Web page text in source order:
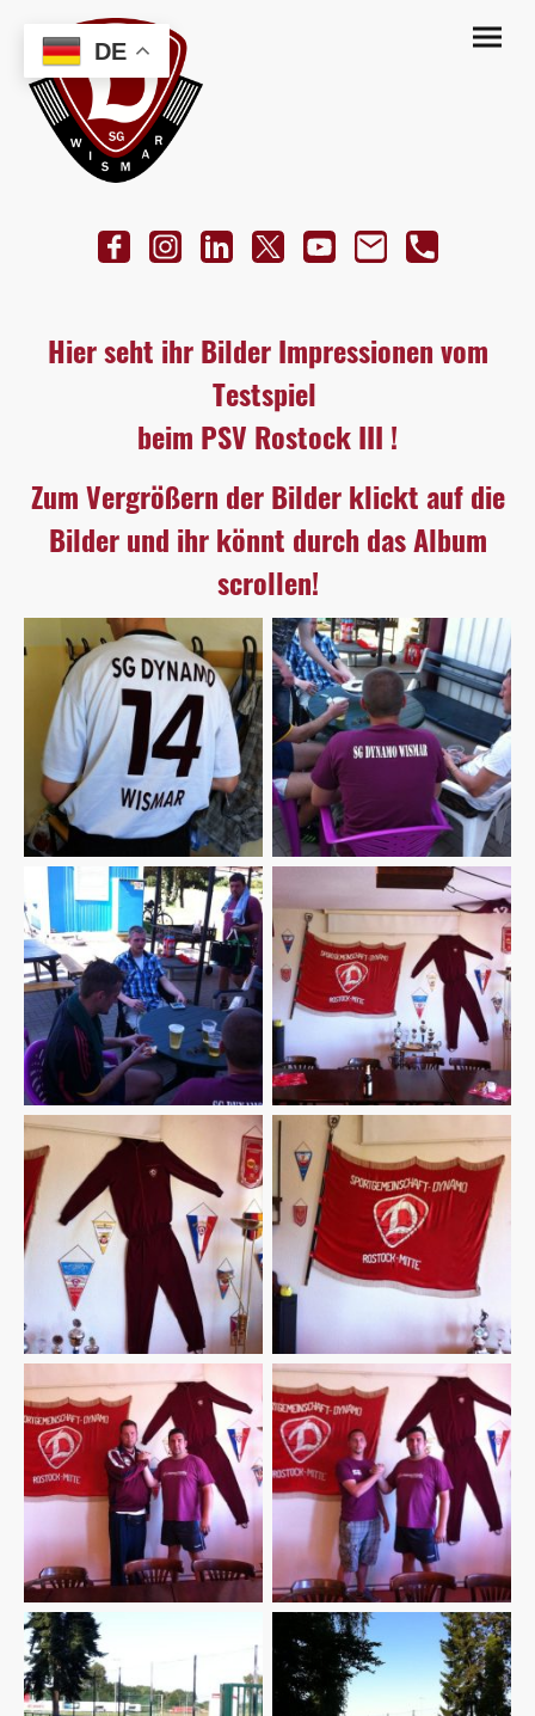
Hier seht ihr Bilder Impressionen vom
Testspiel
beim PSV Rostock III !
Zum Vergrößern der Bilder klickt auf die
Bilder und ihr könnt durch das Album
scrollen!
DE